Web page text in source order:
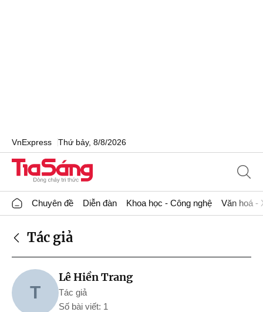
VnExpress Thứ bảy, 8/8/2026
Chuyên đề Diễn đàn Khoa học - Công nghệ Văn hoá -
Tác giả
T
Lê Hiền Trang
Tác giả
Số bài viết: 1